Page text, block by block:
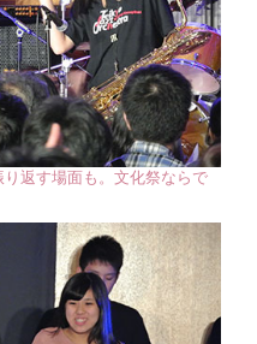
返す場面も。文化祭ならで